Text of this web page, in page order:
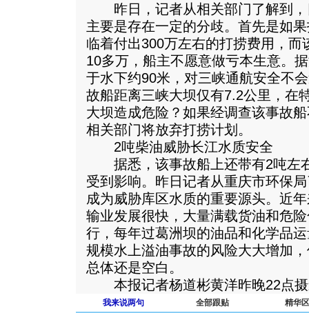
昨日，记者从相关部门了解到，
主要是存在一定的分歧。首先是如
临着付出300万左右的打捞费用，而
10多万，船主不愿意做亏本生意。
于水下约90米，对三峡通航安全不
故船距离三峡大坝仅有7.2公里，在
大坝造成危险？如果经调查该事故
相关部门将放弃打捞计划。
2吨柴油威胁长江水质安全
据悉，该事故船上还带有2吨左
受到影响。昨日记者从重庆市环保
成为威胁库区水质的重要源头。近
输业发展很快，大量满载货油和危
行，每年过葛洲坝的油品和化学品
规模水上溢油事故的风险大大增加
总体还是空白。
本报记者杨道彬黄洋昨晚22点摄
我来说两句 全部跟贴 精华区